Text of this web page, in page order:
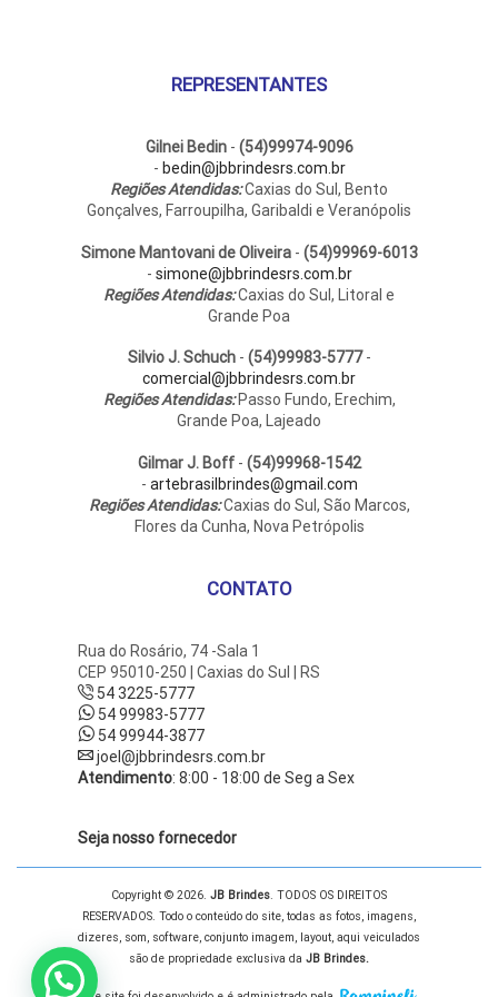
REPRESENTANTES
Gilnei Bedin- (54)99974-9096
- bedin@jbbrindesrs.com.br
Regiões Atendidas:Caxias do Sul, Bento
Gonçalves, Farroupilha, Garibaldi e Veranópolis
Simone Mantovani de Oliveira- (54)99969-6013
- simone@jbbrindesrs.com.br
Regiões Atendidas:Caxias do Sul, Litoral e
Grande Poa
Silvio J. Schuch- (54)99983-5777-
comercial@jbbrindesrs.com.br
Regiões Atendidas:Passo Fundo, Erechim,
Grande Poa, Lajeado
Gilmar J. Boff- (54)99968-1542
- artebrasilbrindes@gmail.com
Regiões Atendidas:Caxias do Sul, São Marcos,
Flores da Cunha, Nova Petrópolis
CONTATO
Rua do Rosário, 74 -Sala 1
CEP 95010-250 | Caxias do Sul | RS
54 3225-5777
54 99983-5777
54 99944-3877
joel@jbbrindesrs.com.br
Atendimento: 8:00 - 18:00 de Seg a Sex
Seja nosso fornecedor
Copyright © 2026. JB Brindes. TODOS OS DIREITOS
RESERVADOS. Todo o conteúdo do site, todas as fotos, imagens,
dizeres, som, software, conjunto imagem, layout, aqui veiculados
são de propriedade exclusiva da JB Brindes.